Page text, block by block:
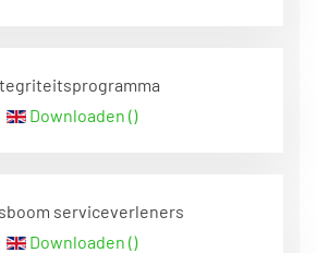
Downloaden ()
serviceverleners
Downloaden ()